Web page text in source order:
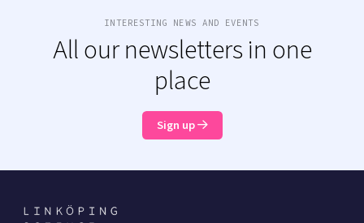
INTERESTING NEWS AND EVENTS
All our newsletters in one
place
Sign up